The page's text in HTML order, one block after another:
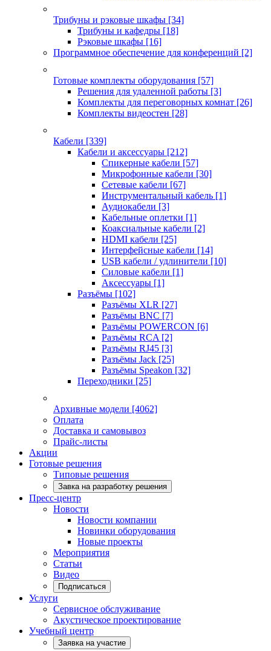
Трибуны и рэковые шкафы [34]
Трибуны и кафедры [18]
Рэковые шкафы [16]
Программное обеспечение для конференций [2]
Готовые комплекты оборудования [57]
Решения для удаленной работы [3]
Комплекты для переговорных комнат [26]
Комплекты видеостен [28]
Кабели [339]
Кабели и аксессуары [212]
Спикерные кабели [57]
Микрофонные кабели [30]
Сетевые кабели [67]
Инструментальный кабель [1]
Аудиокабели [3]
Кабельные оплетки [1]
Коаксиальные кабели [2]
HDMI кабели [25]
Интерфейсные кабели [14]
USB кабели / удлинители [10]
Силовые кабели [1]
Аксессуары [1]
Разъёмы [102]
Разъёмы XLR [27]
Разъёмы BNC [7]
Разъёмы POWERCON [6]
Разъёмы RCA [2]
Разъёмы RJ45 [3]
Разъёмы Jack [25]
Разъёмы Speakon [32]
Переходники [25]
Архивные модели [4062]
Оплата
Доставка и самовывоз
Прайс-листы
Акции
Готовые решения
Типовые решения
Завка на разработку решения
Пресс-центр
Новости
Новости компании
Новинки оборудования
Новые проекты
Мероприятия
Статьи
Видео
Подписаться
Услуги
Сервисное обслуживание
Акустическое проектирование
Учебный центр
Заявка на участие